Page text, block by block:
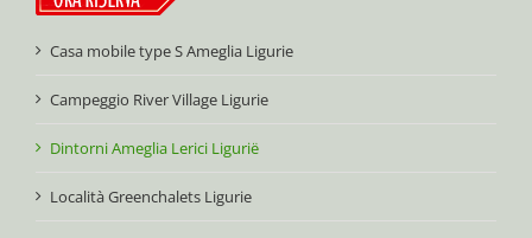
Casa mobile type S Ameglia Ligurie
Campeggio River Village Ligurie
Dintorni Ameglia Lerici Ligurië
Località Greenchalets Ligurie